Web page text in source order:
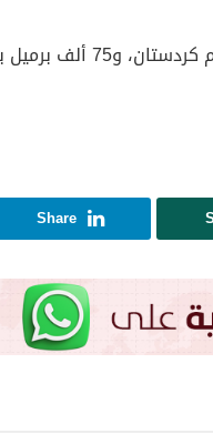
كان العراق يضخ 370 ألف برميل يوميًا من
Share